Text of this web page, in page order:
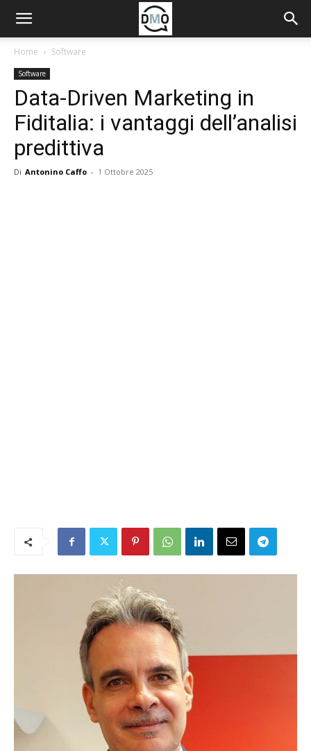
Home Software
Software
Data-Driven Marketing in
Fiditalia: i vantaggi dell’analisi
predittiva
Di Antonino Caffo - 1 Ottobre 2025